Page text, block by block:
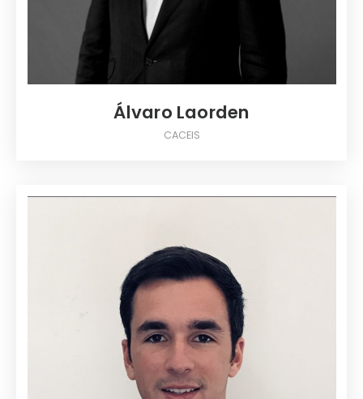
Álvaro Laorden
CACEIS